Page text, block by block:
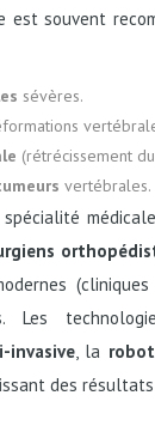
souvent
sévères.
(rétrécissement
vertébrales.
Les
invasive, la
des